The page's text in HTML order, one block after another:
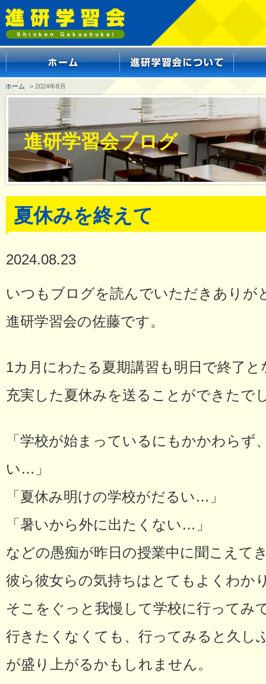
ホーム > 2024年8月
進研学習会ブログ
夏休みを終えて
2024.08.23
いつもブログを読んでいただきありが
進研学習会の佐藤です。
1カ月にわたる夏期講習も明日で終了と
充実した夏休みを送ることができたで
「学校が始まっているにもかかわらず
い…」
「夏休み明けの学校がだるい…」
「暑いから外に出たくない…」
などの愚痴が昨日の授業中に聞こえて
彼ら彼女らの気持ちはとてもよくわか
そこをぐっと我慢して学校に行ってみ
行きたくなくても、行ってみると久し
が盛り上がるかもしれません。